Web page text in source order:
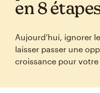
en 8
Aujourd’hui, ignorer
laisser passer une
croissance pour